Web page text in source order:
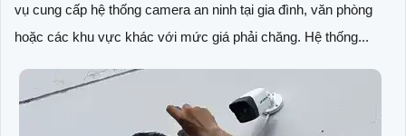
vụ cung cấp hệ thống camera an ninh tại gia đình, văn phòng
hoặc các khu vực khác với mức giá phải chăng. Hệ thống...